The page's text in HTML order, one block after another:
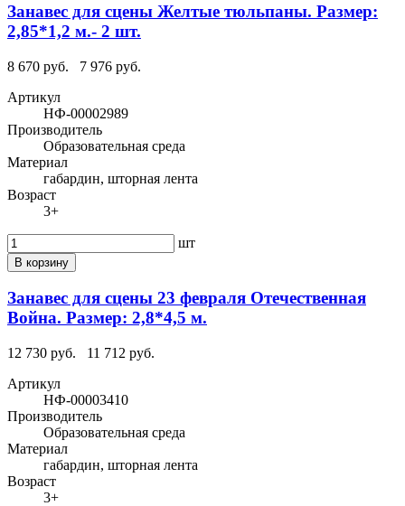
Занавес для сцены Желтые тюльпаны. Размер:
2,85*1,2 м.- 2 шт.
8 670 руб.
7 976 руб.
Артикул
НФ-00002989
Производитель
Образовательная среда
Материал
габардин, шторная лента
Возраст
3+
шт
В корзину
Занавес для сцены 23 февраля Отечественная
Война. Размер: 2,8*4,5 м.
12 730 руб.
11 712 руб.
Артикул
НФ-00003410
Производитель
Образовательная среда
Материал
габардин, шторная лента
Возраст
3+